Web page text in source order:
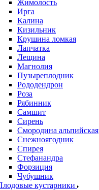
Жимолость
Ирга
Калина
Кизильник
Крушина ломкая
Лапчатка
Лещина
Магнолия
Пузыреплодник
Рододендрон
Роза
Рябинник
Самшит
Сирень
Смородина альпийская
Снежноягодник
Спирея
Стефанандра
Форзиция
Чубушник
кустарники